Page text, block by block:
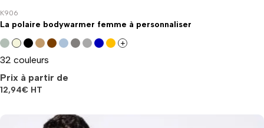
K906
La polaire bodywarmer femme à personnaliser
+
32 couleurs
Prix à partir de
12,94€ HT